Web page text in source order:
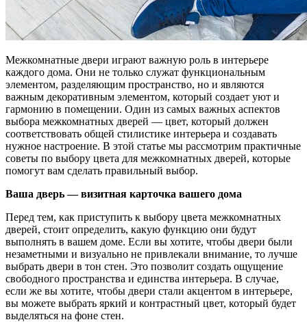
Межкомнатные двери играют важную роль в интерьере
каждого дома. Они не только служат функциональным
элементом, разделяющим пространство, но и являются
важным декоративным элементом, который создает уют и
гармонию в помещении. Один из самых важных аспектов
выбора межкомнатных дверей — цвет, который должен
соответствовать общей стилистике интерьера и создавать
нужное настроение. В этой статье мы рассмотрим практичные
советы по выбору цвета для межкомнатных дверей, которые
помогут вам сделать правильный выбор.
Ваша дверь — визитная карточка вашего дома
Перед тем, как приступить к выбору цвета межкомнатных
дверей, стоит определить, какую функцию они будут
выполнять в вашем доме. Если вы хотите, чтобы двери были
незаметными и визуально не привлекали внимание, то лучше
выбрать двери в тон стен. Это позволит создать ощущение
свободного пространства и единства интерьера. В случае,
если же вы хотите, чтобы двери стали акцентом в интерьере,
вы можете выбрать яркий и контрастный цвет, который будет
выделяться на фоне стен.